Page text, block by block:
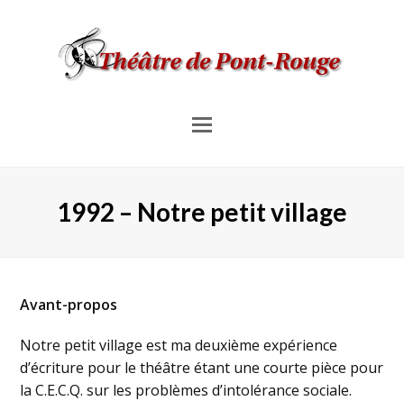
Menu
mobiles
1992 – Notre petit village
Avant-propos
Notre petit village est ma deuxième expérience
d’écriture pour le théâtre étant une courte pièce pour
la C.E.C.Q. sur les problèmes d’intolérance sociale.